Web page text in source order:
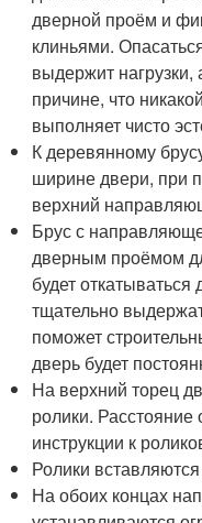
дверной проём и
клиньями.
выдержит нагрузки,
причине, что
выполняет чисто
К деревянному
ширине двери, при
верхний
Брус с
дверным проёмом
будет
тщательно
поможет
дверь будет
На верхний торец
ролики. Расстояние
инструкции к
Ролики
На обоих концах